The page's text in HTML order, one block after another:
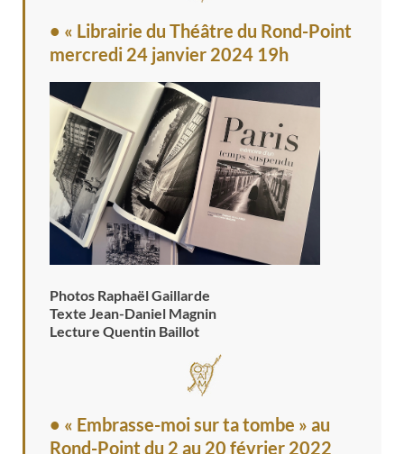
• « Librairie du Théâtre du Rond-Point
mercredi 24 janvier 2024 19h
Photos Raphaël Gaillarde
Texte Jean-Daniel Magnin
Lecture Quentin Baillot
• « Embrasse-moi sur ta tombe » au
Rond-Point du 2 au 20 février 2022